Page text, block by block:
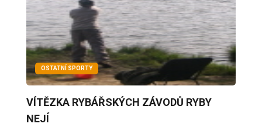
OSTATNÍ SPORTY
VÍTĚZKA RYBÁŘSKÝCH ZÁVODŮ RYBY
NEJÍ